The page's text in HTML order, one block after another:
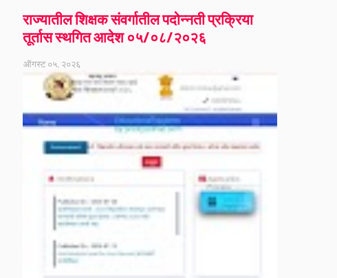
राज्यातील शिक्षक संवर्गातील पदोन्नती प्रक्रिया
तूर्तास स्थगित आदेश ०५/०८/२०२६
ऑगस्ट ०५, २०२६